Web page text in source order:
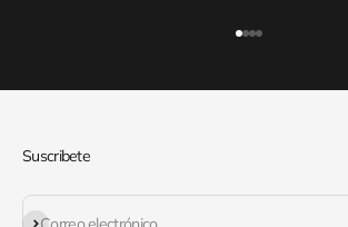
Suscribete
Suscribirse